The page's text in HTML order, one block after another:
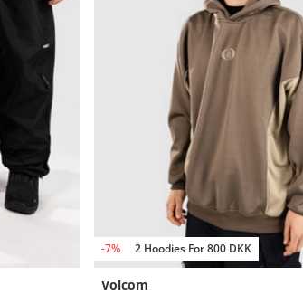
-7% 2 Hoodies For 800 DKK
Volcom